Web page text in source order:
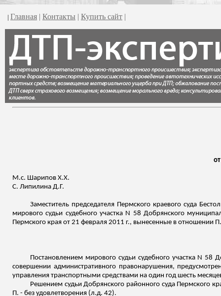
| Главная | Контакты | Купить сайт |
М.с. Шарипов Х.Х.
С. Липилина Д.Г.
Заместитель председателя Пермского краевого суда
мирового судьи судебного участка N 58Добрянского
Пермского края от 21 февраля 2011 г., вынесенные в
Постановлением мирового судьи судебного участка N 58
совершении административного правонарушения,
управления транспортными средствами на один год шесть
Решением судьиДобрянского районного суда Пермского
П. - без удовлетворения (л.д. 42).